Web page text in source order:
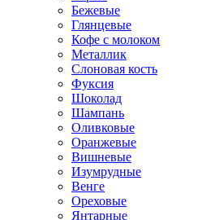
Бежевые
Глянцевые
Кофе с молоком
Металлик
Слоновая кость
Фуксия
Шоколад
Шампань
Оливковые
Оранжевые
Вишневые
Изумрудные
Венге
Ореховые
Янтарные